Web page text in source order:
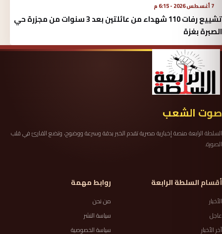
7 أغسطس 2026 - 6:15 م
تشييع رفات 110 شهداء من عائلتين بعد 3 سنوات من مجزرة حي
الصبرة بغزة
صوت الشعب
السلطة الرابعة منصة إخبارية مصرية تقدم الخبر بدقة وسرعة ووضوح، وتضع القارئ في قلب
الصورة.
أقسام السلطة الرابعة
الأخبار
عاجل
آخر الأخبار
روابط مهمة
من نحن
سياسة النشر
سياسة الخصوصية